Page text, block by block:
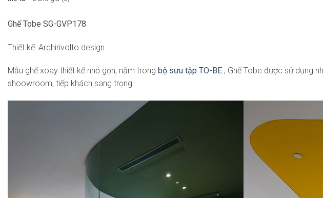
Ghế Tobe SG-GVP178
Thiết kế: Archirivolto design
Mẫu ghế xoay thiết kế nhỏ gọn, nằm trong bộ sưu tập TO-BE , Ghế Tobe được sử dụng
shoowroom, tiếp khách sang trọng.